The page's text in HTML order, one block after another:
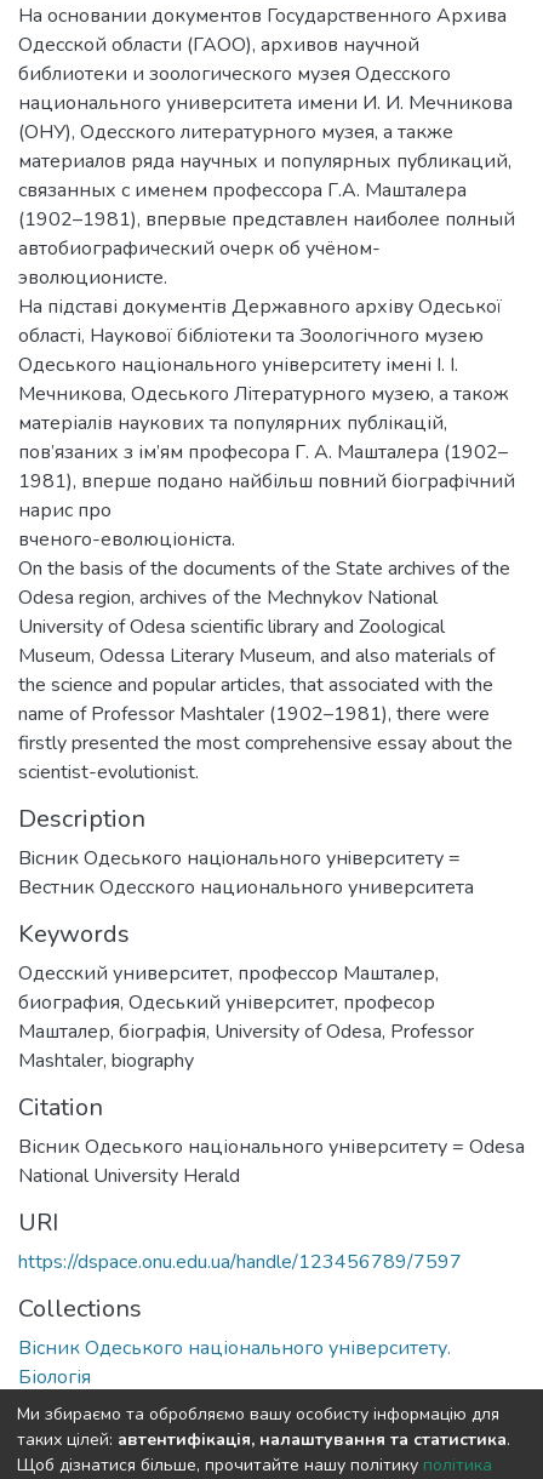
На основании документов Государственного Архива
Одесской области (ГАОО), архивов научной
библиотеки и зоологического музея Одесского
национального университета имени И. И. Мечникова
(ОНУ), Одесского литературного музея, а также
материалов ряда научных и популярных публикаций,
связанных с именем профессора Г.А. Машталера
(1902–1981), впервые представлен наиболее полный
автобиографический очерк об учёном-
эволюционисте.
На підставі документів Державного архіву Одеської
області, Наукової бібліотеки та Зоологічного музею
Одеського національного університету імені І. І.
Мечникова, Одеського Літературного музею, а також
матеріалів наукових та популярних публікацій,
пов’язаних з ім’ям професора Г. А. Машталера (1902–
1981), вперше подано найбільш повний біографічний
нарис про
вченого-еволюціоніста.
On the basis of the documents of the State archives of the
Odesa region, archives of the Mechnykov National
University of Odesa scientific library and Zoological
Museum, Odessa Literary Museum, and also materials of
the science and popular articles, that associated with the
name of Professor Mashtaler (1902–1981), there were
firstly presented the most comprehensive essay about the
scientist-evolutionist.
Description
Вiсник Одеського нацiонального унiверситету =
Вестник Одесского национального университета
Keywords
Одесский университет, профессор Машталер,
биография, Одеський університет, професор
Машталер, біографія, University of Odesa, Professor
Mashtaler, biography
Citation
Вісник Одеського національного університету = Odesa
National University Herald
URI
https://dspace.onu.edu.ua/handle/123456789/7597
Collections
Вісник Одеського національного університету.
Біологія
Full item page
Ми збираємо та обробляємо вашу особисту інформацію для
таких цілей: автентифікація, налаштування та статистика.
Щоб дізнатися більше, прочитайте нашу політику політика